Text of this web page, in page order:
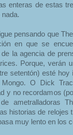
enteras de estas
pensando que
en que se
la agencia de
Porque, verán
setentón) esté
O Dick
y no recordamos
ametralladoras
historias de
muy lento en los